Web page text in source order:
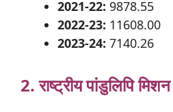
2021-22: 9878.55
2022-23: 11608.00
2023-24: 7140.26
2. राष्ट्रीयपांडुलिपिमिशन